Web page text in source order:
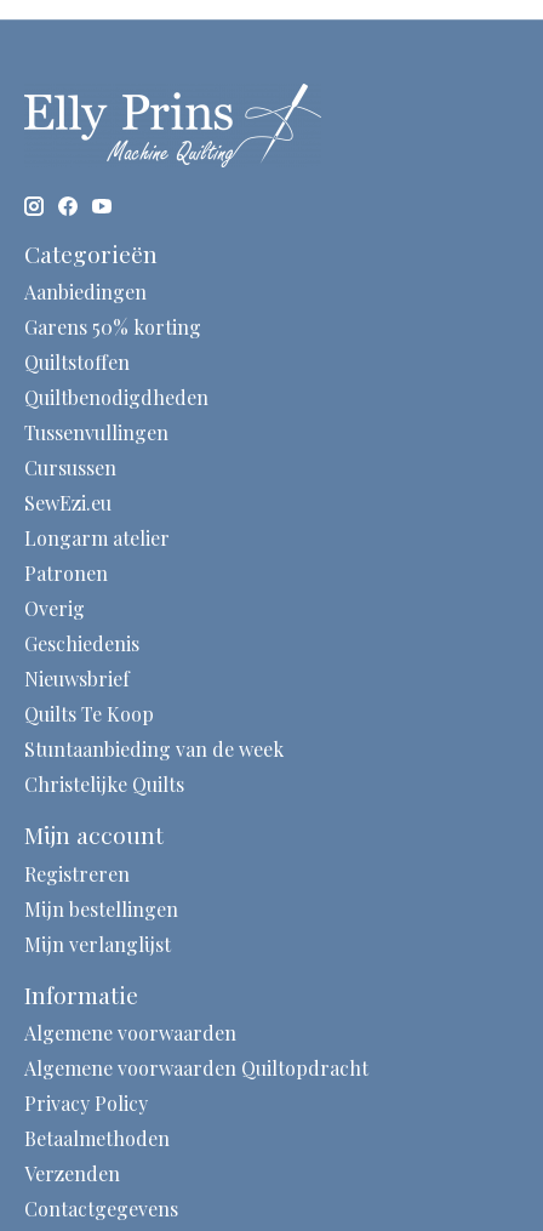
Categorieën
Aanbiedingen
Garens 50% korting
Quiltstoffen
Quiltbenodigdheden
Tussenvullingen
Cursussen
SewEzi.eu
Longarm atelier
Patronen
Overig
Geschiedenis
Nieuwsbrief
Quilts Te Koop
Stuntaanbieding van de week
Christelijke Quilts
Mijn account
Registreren
Mijn bestellingen
Mijn verlanglijst
Informatie
Algemene voorwaarden
Algemene voorwaarden Quiltopdracht
Privacy Policy
Betaalmethoden
Verzenden
Contactgegevens